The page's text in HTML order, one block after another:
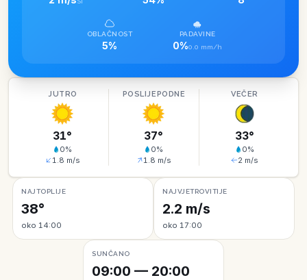
OBLAČNOST
5%
PADAVINE
0%0.0 mm/h
JUTRO
31°
0%
1.8 m/s
POSLIJEPODNE
37°
0%
1.8 m/s
VEČER
33°
0%
2 m/s
NAJTOPLIJE
38°
oko 14:00
NAJVJETROVITIJE
2.2 m/s
oko 17:00
SUNČANO
09:00 — 20:00